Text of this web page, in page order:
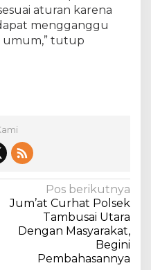
aturan karena
mengganggu
umum,” tutup
Pos berikutnya
Jum’at Curhat Polsek
Tambusai Utara
Dengan Masyarakat,
Begini
Pembahasannya